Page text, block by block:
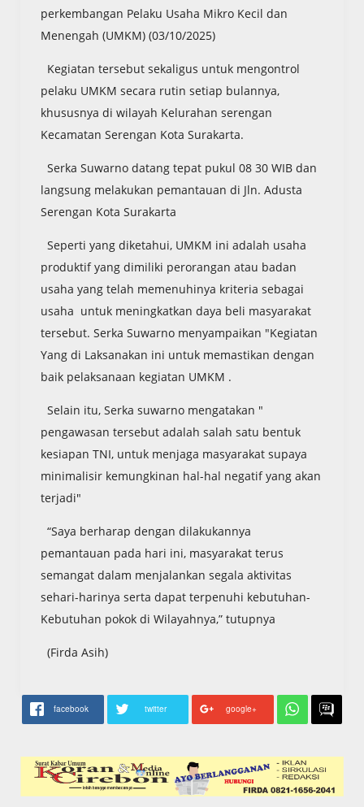
perkembangan Pelaku Usaha Mikro Kecil dan
Menengah (UMKM) (03/10/2025)
Kegiatan tersebut sekaligus untuk mengontrol
pelaku UMKM secara rutin setiap bulannya,
khususnya di wilayah Kelurahan serengan
Kecamatan Serengan Kota Surakarta.
Serka Suwarno datang tepat pukul 08 30 WIB dan
langsung melakukan pemantauan di Jln. Adusta
Serengan Kota Surakarta
Seperti yang diketahui, UMKM ini adalah usaha
produktif yang dimiliki perorangan atau badan
usaha yang telah memenuhinya kriteria sebagai
usaha untuk meningkatkan daya beli masyarakat
tersebut. Serka Suwarno menyampaikan "Kegiatan
Yang di Laksanakan ini untuk memastikan dengan
baik pelaksanaan kegiatan UMKM .
Selain itu, Serka suwarno mengatakan "
pengawasan tersebut adalah salah satu bentuk
kesiapan TNI, untuk menjaga masyarakat supaya
minimalisir kemungkinan hal-hal negatif yang akan
terjadi"
“Saya berharap dengan dilakukannya
pemantauan pada hari ini, masyarakat terus
semangat dalam menjalankan segala aktivitas
sehari-harinya serta dapat terpenuhi kebutuhan-
Kebutuhan pokok di Wilayahnya,” tutupnya
(Firda Asih)
facebook twitter google+